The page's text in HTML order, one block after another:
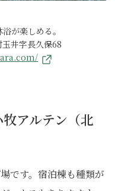
が楽しめる。
井字長久保68
アルテン（北
です。宿泊棟も種類が